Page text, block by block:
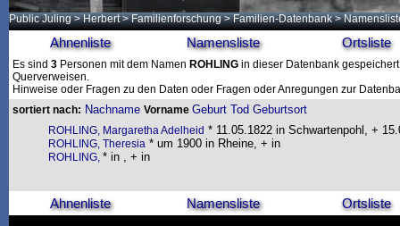
Public Juling >Herbert >Familienforschung >Familien-Datenbank >
Ahnenliste Namensliste Ortsliste
Es sind 3 Personen mit dem Namen ROHLING in dieser Datenbank
Querverweisen.
Hinweise oder Fragen zu den Daten oder Fragen oder Anregungen zur
sortiert nach: Nachname Vorname Geburt Tod Geburtsort
ROHLING, Margaretha Adelheid * 11.05.1822 in Schwartenpohl, +
ROHLING, Theresia * um 1900 in Rheine, + in
ROHLING, * in , + in
Ahnenliste Namensliste Ortsliste